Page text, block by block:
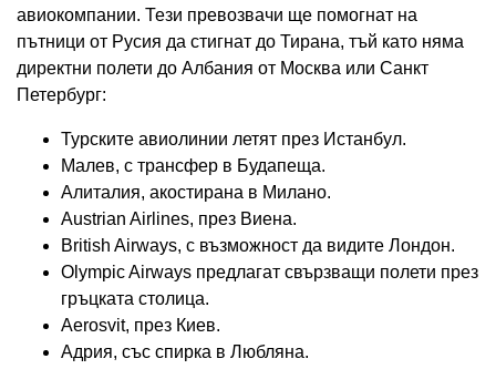
авиокомпании. Тези превозвачи ще помогнат на
пътници от Русия да стигнат до Тирана, тъй като няма
директни полети до Албания от Москва или Санкт
Петербург:
Турските авиолинии летят през Истанбул.
Малев, с трансфер в Будапеща.
Алиталия, акостирана в Милано.
Austrian Airlines, през Виена.
British Airways, с възможност да видите Лондон.
Olympic Airways предлагат свързващи полети през
гръцката столица.
Aerosvit, през Киев.
Адрия, със спирка в Любляна.